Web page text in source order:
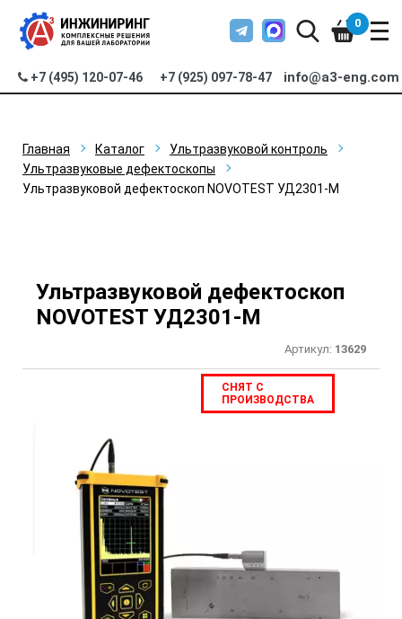
+7 (495) 120-07-46 +7 (925) 097-78-47 info@a3-eng.com
0
Главная Каталог
Ультразвуковой контроль
Ультразвуковые дефектоскопы
Ультразвуковой дефектоскоп NOVOTEST УД2301-М
Ультразвуковой дефектоскоп
NOVOTEST УД2301-М
Артикул: 13629
СНЯТ С
ПРОИЗВОДСТВА